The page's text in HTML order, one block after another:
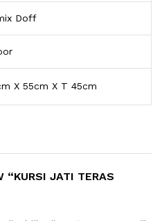
Doff
X 55cm X T 45cm
“KURSI JATI TERAS